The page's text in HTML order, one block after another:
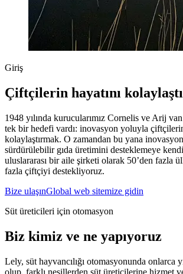
Giriş
Çiftçilerin hayatını
1948 yılında kurucularımız Cornelis ve Arij
tek bir hedefi vardı: inovasyon yoluyla çiftçilerin
kolaylaştırmak. O zamandan bu yana
sürdürülebilir gıda üretimini desteklemeye
uluslararası bir aile şirketi olarak 50’den fazla
fazla çiftçiyi destekliyoruz.
Bize ulaşınGlobal web sitemize gidin
Süt üreticileri için otomasyon
Biz kimiz ve ne yapıyoruz
Lely, süt hayvancılığı otomasyonunda onlarca
olup, farklı nesillerden süt üreticilerine hizmet